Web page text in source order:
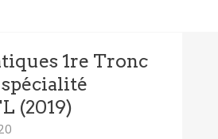
1re Tronc
(2019)